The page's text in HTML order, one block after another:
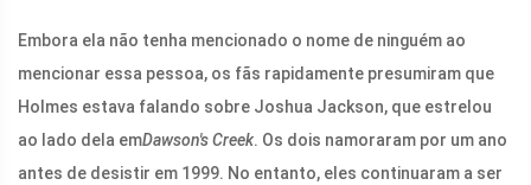
Embora ela não tenha mencionado o nome de ninguém ao
mencionar essa pessoa, os fãs rapidamente presumiram que
Holmes estava falando sobre Joshua Jackson, que estrelou
ao lado dela emDawson's Creek. Os dois namoraram por um ano
antes de desistir em 1999. No entanto, eles continuaram a ser